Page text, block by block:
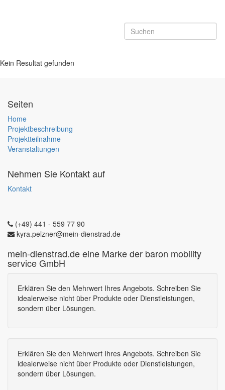
Kein Resultat gefunden
Seiten
Home
Projektbeschreibung
Projektteilnahme
Veranstaltungen
Nehmen Sie Kontakt auf
Kontakt
(+49) 441 - 559 77 90
kyra.pelzner@mein-dienstrad.de
mein-dienstrad.de eine Marke der baron mobility
service GmbH
Erklären Sie den Mehrwert Ihres Angebots. Schreiben Sie
idealerweise nicht über Produkte oder Dienstleistungen,
sondern über Lösungen.
Erklären Sie den Mehrwert Ihres Angebots. Schreiben Sie
idealerweise nicht über Produkte oder Dienstleistungen,
sondern über Lösungen.